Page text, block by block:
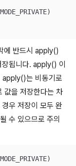
에 반드시 apply()
됩니다. apply() 이
는 비동기로
을 저장한다는 차
우 저장이 모두 완
수 있으므로 주의